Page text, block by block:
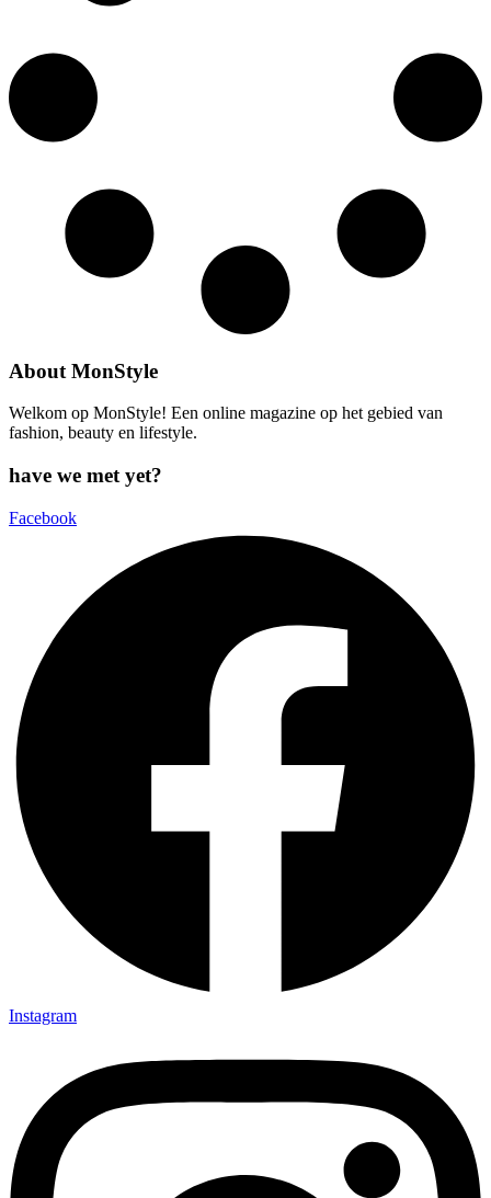
About MonStyle
Welkom op MonStyle! Een online magazine op het gebied van
fashion, beauty en lifestyle.
have we met yet?
Facebook
Instagram